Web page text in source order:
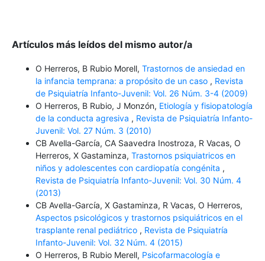
Artículos más leídos del mismo autor/a
O Herreros, B Rubio Morell, Trastornos de ansiedad en
la infancia temprana: a propósito de un caso , Revista
de Psiquiatría Infanto-Juvenil: Vol. 26 Núm. 3-4 (2009)
O Herreros, B Rubio, J Monzón, Etiología y fisiopatología
de la conducta agresiva , Revista de Psiquiatría Infanto-
Juvenil: Vol. 27 Núm. 3 (2010)
CB Avella-García, CA Saavedra Inostroza, R Vacas, O
Herreros, X Gastaminza, Trastornos psiquiatricos en
niños y adolescentes con cardiopatía congénita ,
Revista de Psiquiatría Infanto-Juvenil: Vol. 30 Núm. 4
(2013)
CB Avella-García, X Gastaminza, R Vacas, O Herreros,
Aspectos psicológicos y trastornos psiquiátricos en el
trasplante renal pediátrico , Revista de Psiquiatría
Infanto-Juvenil: Vol. 32 Núm. 4 (2015)
O Herreros, B Rubio Merell, Psicofarmacología e